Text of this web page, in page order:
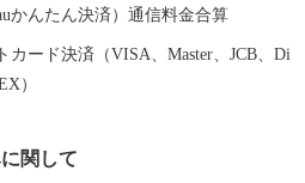
ンバイ塀が多く見られ、裏通りに独特の
います。 一方で、有田町内には日本の自
」という特徴的な景観を持つ稲作地で
かんたん決済）通信料金合算
カード決済（VISA、Master、JCB、Di
）
関して